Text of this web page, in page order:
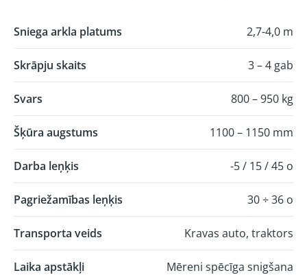
Sniega arkla platums 2,7-4,0 m
Skrāpju skaits 3 – 4 gab
Svars 800 – 950 kg
Šķūra augstums 1100 – 1150 mm
Darba leņķis -5 / 15 / 45 o
Pagriežamības leņķis 30 ÷ 36 o
Transporta veids Kravas auto, traktors
Laika apstākļi Mēreni spēcīga snigšana